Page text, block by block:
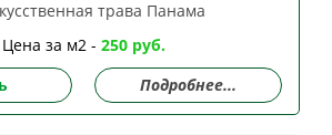
Цена за м2 - 250 руб.
Подробнее...